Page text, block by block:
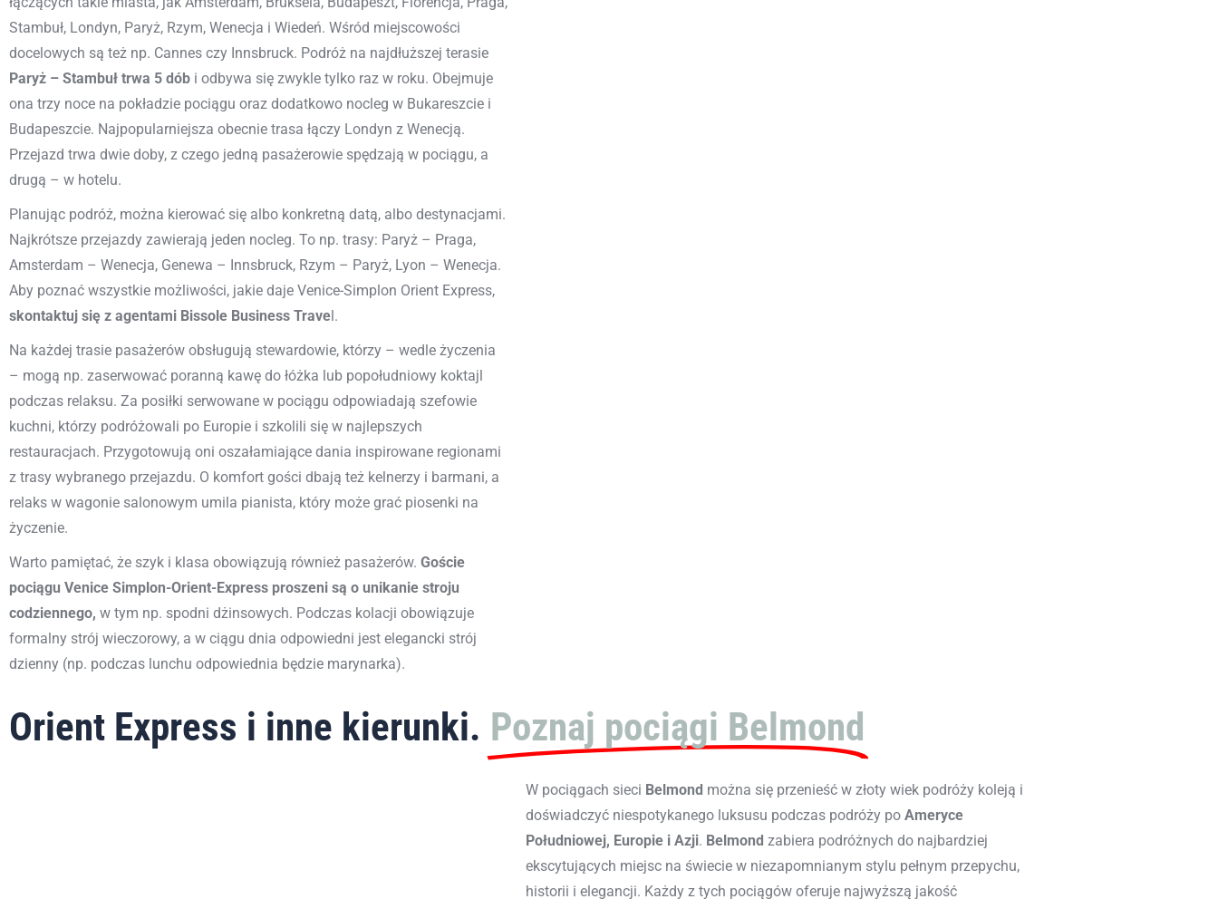
Stambuł, Londyn, Paryż, Rzym, Wenecja i Wiedeń. Wśród miejscowości
docelowych są też np. Cannes czy Innsbruck. Podróż na najdłuższej terasie
Paryż – Stambuł trwa 5 dób i odbywa się zwykle tylko raz w roku. Obejmuje
ona trzy noce na pokładzie pociągu oraz dodatkowo nocleg w Bukareszcie i
Budapeszcie. Najpopularniejsza obecnie trasa łączy Londyn z Wenecją.
Przejazd trwa dwie doby, z czego jedną pasażerowie spędzają w pociągu, a
drugą – w hotelu.
Planując podróż, można kierować się albo konkretną datą, albo destynacjami.
Najkrótsze przejazdy zawierają jeden nocleg. To np. trasy: Paryż – Praga,
Amsterdam – Wenecja, Genewa – Innsbruck, Rzym – Paryż, Lyon – Wenecja.
Aby poznać wszystkie możliwości, jakie daje Venice-Simplon Orient Express,
skontaktuj się z agentami Bissole Business Travel.
Na każdej trasie pasażerów obsługują stewardowie, którzy – wedle życzenia
– mogą np. zaserwować poranną kawę do łóżka lub popołudniowy koktajl
podczas relaksu. Za posiłki serwowane w pociągu odpowiadają szefowie
kuchni, którzy podróżowali po Europie i szkolili się w najlepszych
restauracjach. Przygotowują oni oszałamiające dania inspirowane regionami
z trasy wybranego przejazdu. O komfort gości dbają też kelnerzy i barmani, a
relaks w wagonie salonowym umila pianista, który może grać piosenki na
życzenie.
Warto pamiętać, że szyk i klasa obowiązują również pasażerów. Goście
pociągu Venice Simplon-Orient-Express proszeni są o unikanie stroju
codziennego, w tym np. spodni dżinsowych. Podczas kolacji obowiązuje
formalny strój wieczorowy, a w ciągu dnia odpowiedni jest elegancki strój
dzienny (np. podczas lunchu odpowiednia będzie marynarka).
Orient Express i inne kierunki. Poznaj pociągi Belmond
W pociągach sieci Belmond można się przenieść w złoty wiek podróży koleją i
doświadczyć niespotykanego luksusu podczas podróży po Ameryce
Południowej, Europie i Azji. Belmond zabiera podróżnych do najbardziej
ekscytujących miejsc na świecie w niezapomnianym stylu pełnym przepychu,
historii i elegancji. Każdy z tych pociągów oferuje najwyższą jakość